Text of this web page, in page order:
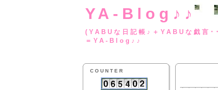
YA-Blog♪♪
(YABUな日記帳♪
＝YA-Blog♪♪
COUNTER